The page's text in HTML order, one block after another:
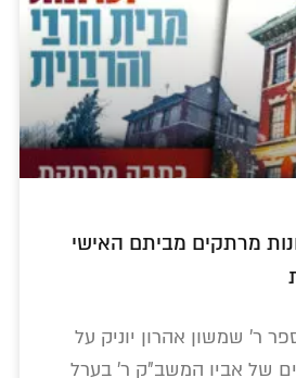
מרתקים מביתם האישי
ר' שמשון אהרון יוניק על
של אביו המשב"ק ר' בערל